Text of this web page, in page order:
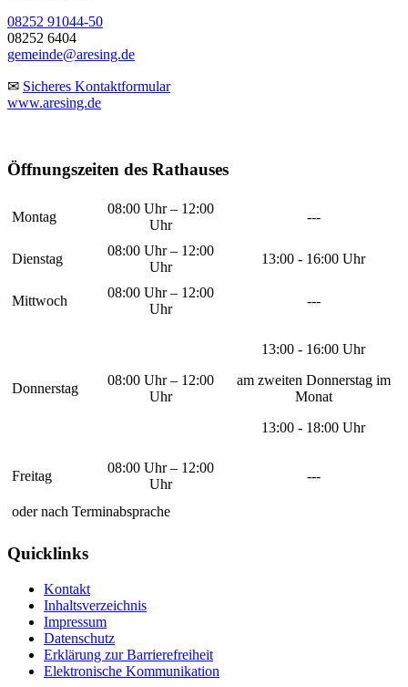
08252 91044-50
08252 6404
gemeinde@aresing.de
✉ Sicheres Kontaktformular
www.aresing.de
Öffnungszeiten des Rathauses
Montag
08:00 Uhr – 12:00
Uhr
---
Dienstag
08:00 Uhr – 12:00
Uhr
13:00 - 16:00 Uhr
Mittwoch
08:00 Uhr – 12:00
Uhr
---
Donnerstag
08:00 Uhr – 12:00
Uhr
13:00 - 16:00 Uhr
am zweiten Donnerstag im
Monat
13:00 - 18:00 Uhr
Freitag
08:00 Uhr – 12:00
Uhr
---
oder nach Terminabsprache
Quicklinks
Kontakt
Inhaltsverzeichnis
Impressum
Datenschutz
Erklärung zur Barrierefreiheit
Elektronische Kommunikation